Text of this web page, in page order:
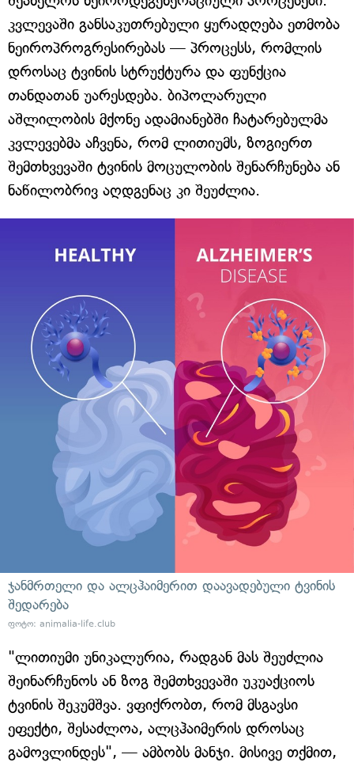
კვლევაში განსაკუთრებული ყურადღება ეთმობა
ნეიროპროგრესირებას — პროცესს, რომლის
დროსაც ტვინის სტრუქტურა და ფუნქცია
თანდათან უარესდება. ბიპოლარული
აშლილობის მქონე ადამიანებში ჩატარებულმა
კვლევებმა აჩვენა, რომ ლითიუმს, ზოგიერთ
შემთხვევაში ტვინის მოცულობის შენარჩუნება ან
ნაწილობრივ აღდგენაც კი შეუძლია.
ჯანმრთელი და ალცჰაიმერით დაავადებული ტვინის
შედარება
ფოტო: animalia-life.club
"ლითიუმი უნიკალურია, რადგან მას შეუძლია
შეინარჩუნოს ან ზოგ შემთხვევაში უკუაქციოს
ტვინის შეკუმშვა. ვფიქრობთ, რომ მსგავსი
ეფექტი, შესაძლოა, ალცჰაიმერის დროსაც
გამოვლინდეს", — ამბობს მანჯი. მისივე თქმით,